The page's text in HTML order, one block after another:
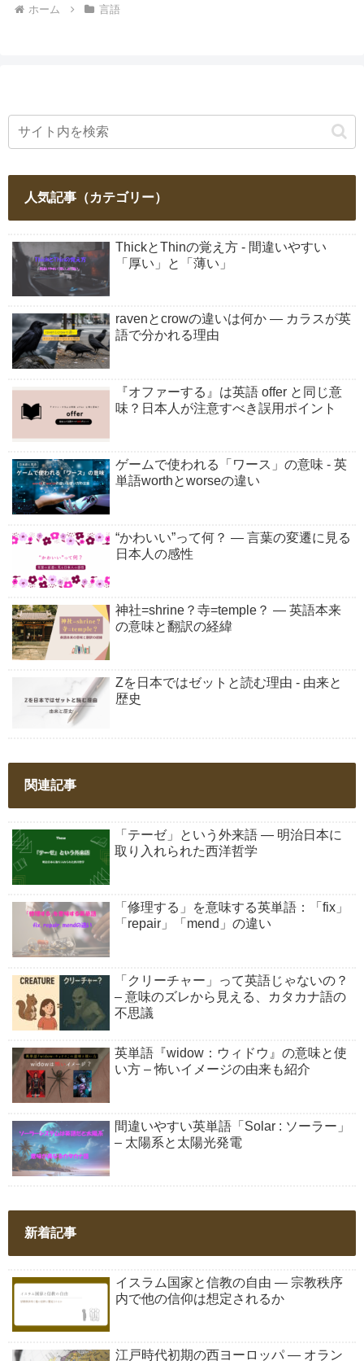
ホーム 言語
人気記事（カテゴリー）
ThickとThinの覚え方 - 間違いやすい
「厚い」と「薄い」
ravenとcrowの違いは何か ― カラスが英
語で分かれる理由
『オファーする』は英語 offer と同じ意
味？日本人が注意すべき誤用ポイント
ゲームで使われる「ワース」の意味 - 英
単語worthとworseの違い
“かわいい”って何？ ― 言葉の変遷に見る
日本人の感性
神社=shrine？寺=temple？ ― 英語本来
の意味と翻訳の経緯
Zを日本ではゼットと読む理由 - 由来と
歴史
関連記事
「テーゼ」という外来語 ― 明治日本に
取り入れられた西洋哲学
「修理する」を意味する英単語：「fix」
「repair」「mend」の違い
「クリーチャー」って英語じゃないの？
– 意味のズレから見える、カタカナ語の
不思議
英単語『widow：ウィドウ』の意味と使
い方 – 怖いイメージの由来も紹介
間違いやすい英単語「Solar : ソーラー」
– 太陽系と太陽光発電
新着記事
イスラム国家と信教の自由 ― 宗教秩序
内で他の信仰は想定されるか
江戸時代初期の西ヨーロッパ ― オラン